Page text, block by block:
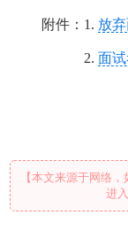
附件：1. 放
2. 面
【本文来源于网络
进